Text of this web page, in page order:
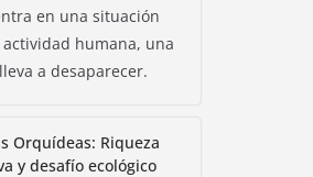
en una situación
humana, una
a desaparecer.
Orquídeas: Riqueza
y desafío ecológico